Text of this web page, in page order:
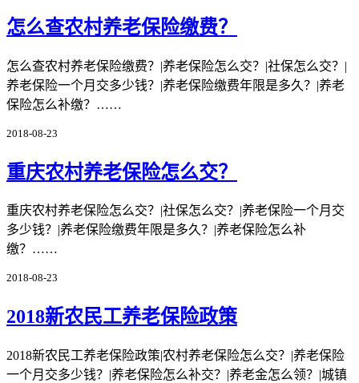
怎么查农村养老保险缴费？
怎么查农村养老保险缴费？|养老保险怎么交？|社保怎么交？|
养老保险一个月交多少钱？|养老保险缴费年限是多久？|养老
保险怎么补缴？……
2018-08-23
重庆农村养老保险怎么交？
重庆农村养老保险怎么交？|社保怎么交？|养老保险一个月交
多少钱？|养老保险缴费年限是多久？|养老保险怎么补
缴？……
2018-08-23
2018新农民工养老保险政策
2018新农民工养老保险政策|农村养老保险怎么交？|养老保险
一个月交多少钱？|养老保险怎么补交？|养老金怎么领？|城镇